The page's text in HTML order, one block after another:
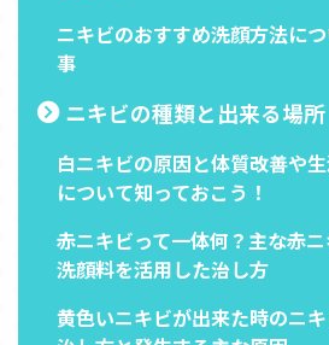
ニキビのおすすめ洗顔方法に
事
ニキビの種類と出来る場所
白ニキビの原因と体質改善や
について知っておこう！
赤ニキビって一体何？主な赤
洗顔料を活用した治し方
黄色いニキビが出来た時のニ